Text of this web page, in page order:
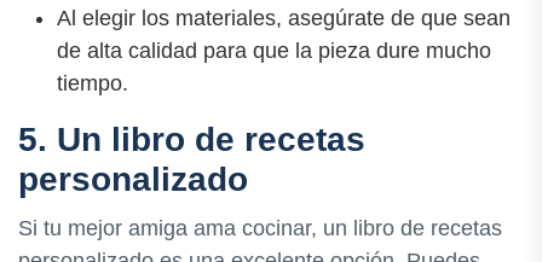
Al elegir los materiales, asegúrate de que sean
de alta calidad para que la pieza dure mucho
tiempo.
5. Un libro de recetas
personalizado
Si tu mejor amiga ama cocinar, un libro de recetas